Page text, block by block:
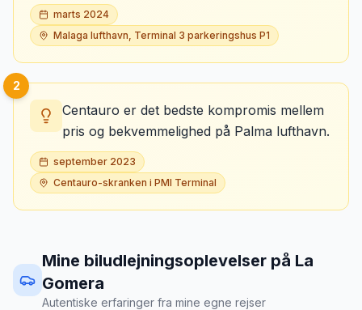
marts 2024
Malaga lufthavn, Terminal 3 parkeringshus P1
2
Centauro er det bedste kompromis mellem
pris og bekvemmelighed på Palma lufthavn.
september 2023
Centauro-skranken i PMI Terminal
Mine biludlejningsoplevelser på La
Gomera
Autentiske erfaringer fra mine egne rejser